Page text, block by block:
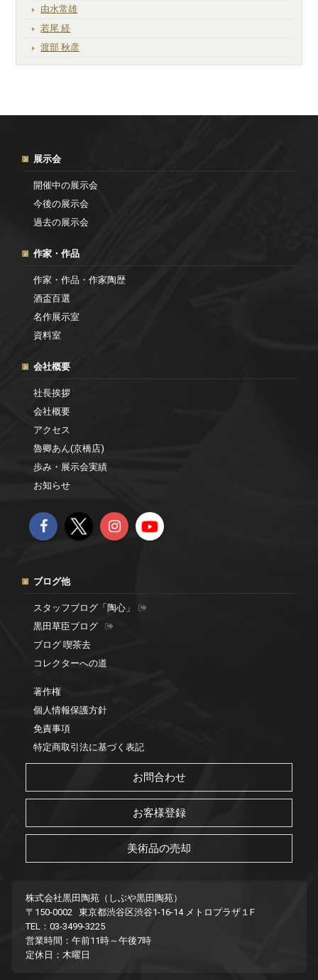
由水常雄
若尾 経
渡部 秋彦
展示会
開催中の展示会
今後の展示会
過去の展示会
作家・作品
作家・作品・作家陶歴
酒盃百選
名作展示室
資料室
会社概要
社長挨拶
会社概要
アクセス
魯卿あん(京橋店)
歩み・展示会実績
お知らせ
ブログ他
スタッフブログ「陶心」
黒田草臣ブログ
ブログ 喫茶去
コレクターへの道
著作権
個人情報保護方針
免責事項
特定商取引法に基づく表記
お問合わせ
お客様登録
美術品の売却
株式会社黒田陶苑（しぶや黒田陶苑）
〒150-0002 東京都渋谷区渋谷1-16-14 メトロプラザ１F
TEL：03-3499-3225
営業時間：午前11時～午後7時
定休日：木曜日